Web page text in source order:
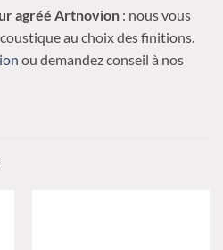
agréé Artnovion : nous vous
au choix des finitions.
ou demandez conseil à nos